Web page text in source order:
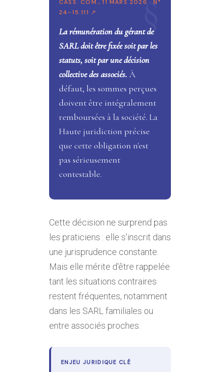
CASS. COM., 11 MARS 2026 · N°
24-15.111 ↗
La rémunération du gérant de
SARL doit être fixée soit par les
statuts, soit par une décision
collective des associés. À
défaut, les sommes perçues
doivent être intégralement
remboursées à la société. La
Haute juridiction précise
que cette obligation n'est
pas sérieusement
contestable.
Cette décision ne surprend pas
les praticiens : elle s'inscrit dans
une jurisprudence constante.
Mais elle mérite d'être rappelée
tant les situations contraires
restent fréquentes, notamment
dans les SARL familiales ou
entre associés proches.
ENJEU JURIDIQUE CLÉ